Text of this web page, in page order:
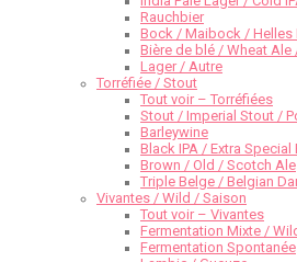
Rauchbier
Bock / Maibock /
Bière de blé / Wheat Ale
Lager / Autre
Torréfiée / Stout
Tout voir – Torréfiées
Stout / Imperial Stout /
Barleywine
Black IPA / Extra Special
Brown / Old / Scotch Ale
Triple Belge / Belgian
Vivantes / Wild / Saison
Tout voir – Vivantes
Fermentation Mixte /
Fermentation Spontanée